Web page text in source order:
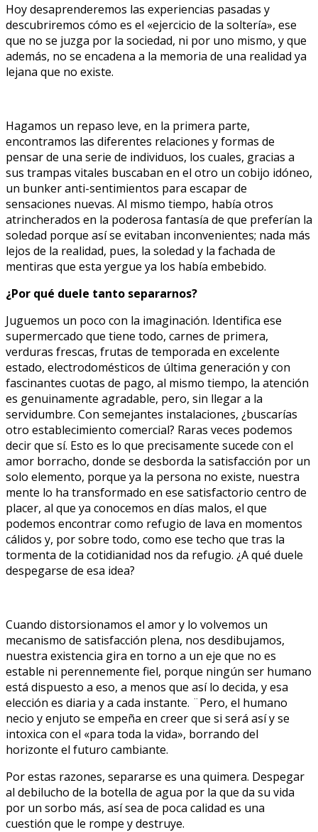
Hoy desaprenderemos las experiencias pasadas y
descubriremos cómo es el «ejercicio de la soltería», ese
que no se juzga por la sociedad, ni por uno mismo, y que
además, no se encadena a la memoria de una realidad ya
lejana que no existe.
Hagamos un repaso leve, en la primera parte,
encontramos las diferentes relaciones y formas de
pensar de una serie de individuos, los cuales, gracias a
sus trampas vitales buscaban en el otro un cobijo idóneo,
un bunker anti-sentimientos para escapar de
sensaciones nuevas. Al mismo tiempo, había otros
atrincherados en la poderosa fantasía de que preferían la
soledad porque así se evitaban inconvenientes; nada más
lejos de la realidad, pues, la soledad y la fachada de
mentiras que esta yergue ya los había embebido.
¿Por qué duele tanto separarnos?
Juguemos un poco con la imaginación. Identifica ese
supermercado que tiene todo, carnes de primera,
verduras frescas, frutas de temporada en excelente
estado, electrodomésticos de última generación y con
fascinantes cuotas de pago, al mismo tiempo, la atención
es genuinamente agradable, pero, sin llegar a la
servidumbre. Con semejantes instalaciones, ¿buscarías
otro establecimiento comercial? Raras veces podemos
decir que sí. Esto es lo que precisamente sucede con el
amor borracho, donde se desborda la satisfacción por un
solo elemento, porque ya la persona no existe, nuestra
mente lo ha transformado en ese satisfactorio centro de
placer, al que ya conocemos en días malos, el que
podemos encontrar como refugio de lava en momentos
cálidos y, por sobre todo, como ese techo que tras la
tormenta de la cotidianidad nos da refugio. ¿A qué duele
despegarse de esa idea?
Cuando distorsionamos el amor y lo volvemos un
mecanismo de satisfacción plena, nos desdibujamos,
nuestra existencia gira en torno a un eje que no es
estable ni perennemente fiel, porque ningún ser humano
está dispuesto a eso, a menos que así lo decida, y esa
elección es diaria y a cada instante. ¨Pero, el humano
necio y enjuto se empeña en creer que si será así y se
intoxica con el «para toda la vida», borrando del
horizonte el futuro cambiante.
Por estas razones, separarse es una quimera. Despegar
al debilucho de la botella de agua por la que da su vida
por un sorbo más, así sea de poca calidad es una
cuestión que le rompe y destruye.